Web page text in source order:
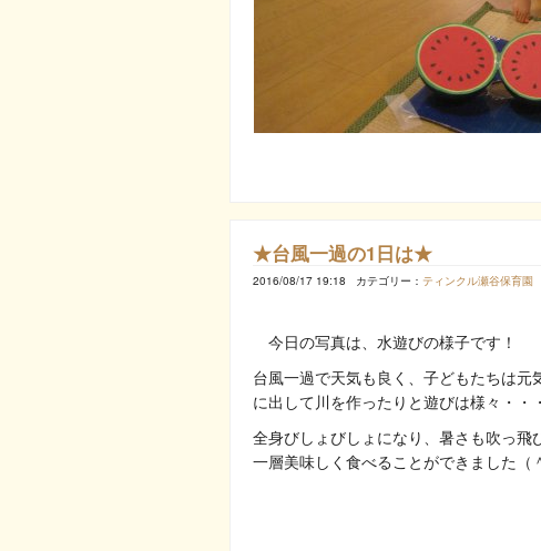
★台風一過の1日は★
2016/08/17 19:18 カテゴリー： ティンクル瀬谷保育園
今日の写真は、水遊びの様子です！
台風一過で天気も良く、子どもたちは
に出して川を作ったりと遊びは様々・・
全身びしょびしょになり、暑さも吹っ
一層美味しく食べることができました（